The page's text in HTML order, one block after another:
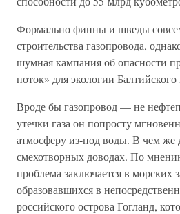
Формально финны и шведы
строительства газопровода,
шумная кампания об опасности
поток» для экологии Балтийского
Вроде бы газопровод — не
утечки газа он попросту
атмосферу из-под воды. В чем же
смехотворных доводах. По
проблема заключается в морских
образовавшихся в
российского острова Гогланд,